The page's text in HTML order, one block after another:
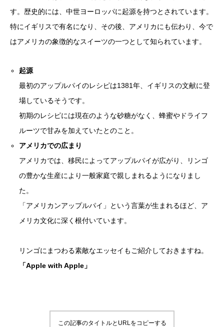
す。歴史的には、中世ヨーロッパに起源を持つとされています。
特にイギリスで有名になり、その後、アメリカにも伝わり、今で
はアメリカの象徴的なスイーツの一つとして知られています。
起源
最初のアップルパイのレシピは1381年、イギリスの文献に登
場しているそうです。
初期のレシピには現在のような砂糖がなく、蜂蜜やドライフ
ルーツで甘みを加えていたとのこと。
アメリカでの広まり
アメリカでは、移民によってアップルパイが広がり、リンゴ
の豊かな生産により一般家庭で親しまれるようになりまし
た。
「アメリカンアップルパイ」という言葉が生まれるほど、ア
メリカ文化に深く根付いています。
リンゴにまつわる素敵なエッセイもご紹介しておきますね。
「Apple with Apple」
この記事のタイトルとURLをコピーする